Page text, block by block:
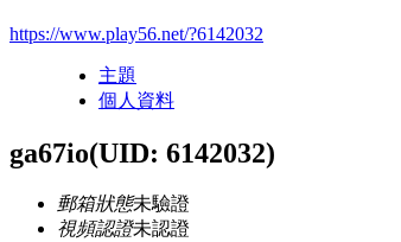
https://www.play56.net/?6142032
主題
個人資料
ga67io(UID: 6142032)
郵箱狀態未驗證
視頻認證未認證